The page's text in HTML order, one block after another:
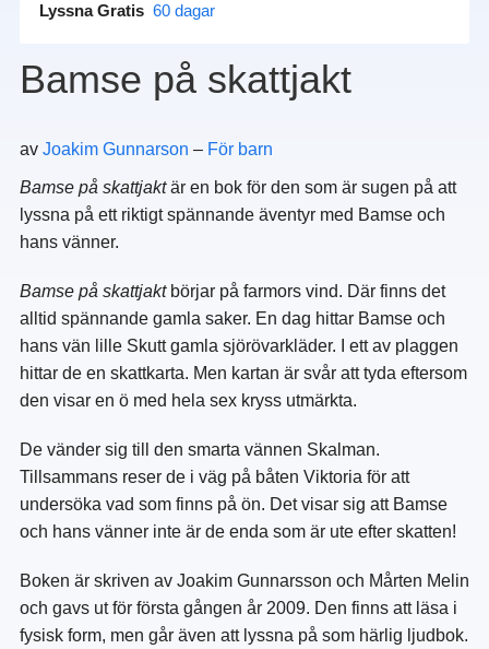
Lyssna Gratis 60 dagar
Bamse på skattjakt
av Joakim Gunnarson – För barn
Bamse på skattjaktär en bok för den som är sugen på att
lyssna på ett riktigt spännande äventyr med Bamse och
hans vänner.
Bamse på skattjaktbörjar på farmors vind. Där finns det
alltid spännande gamla saker. En dag hittar Bamse och
hans vän lille Skutt gamla sjörövarkläder. I ett av plaggen
hittar de en skattkarta. Men kartan är svår att tyda eftersom
den visar en ö med hela sex kryss utmärkta.
De vänder sig till den smarta vännen Skalman.
Tillsammans reser de i väg på båten Viktoria för att
undersöka vad som finns på ön. Det visar sig att Bamse
och hans vänner inte är de enda som är ute efter skatten!
Boken är skriven av Joakim Gunnarsson och Mårten Melin
och gavs ut för första gången år 2009. Den finns att läsa i
fysisk form, men går även att lyssna på som härlig ljudbok.